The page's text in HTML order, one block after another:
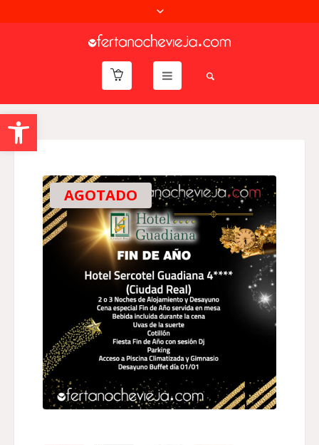
Abrir barra de herramientas
AGOTADO